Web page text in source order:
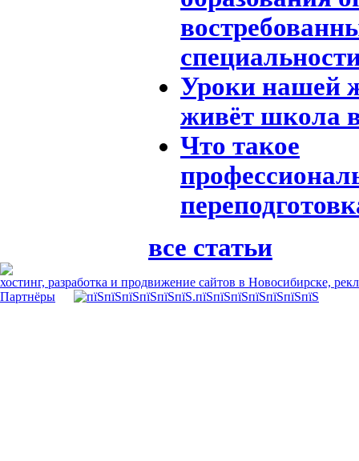
Уроки нашей
живёт школа
Что такое
все статьи
хостинг, разработка и продвижение сайтов в Новосибирске,
Партнёры